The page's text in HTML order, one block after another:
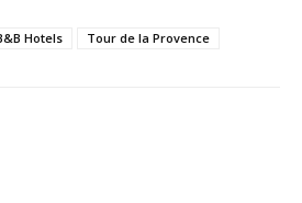
Hotels Tour de la Provence